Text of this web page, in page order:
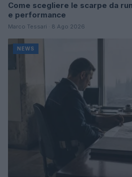
Come scegliere le scarpe da
e performance
Marco Tessari · 8 Ago 2026
NEWS